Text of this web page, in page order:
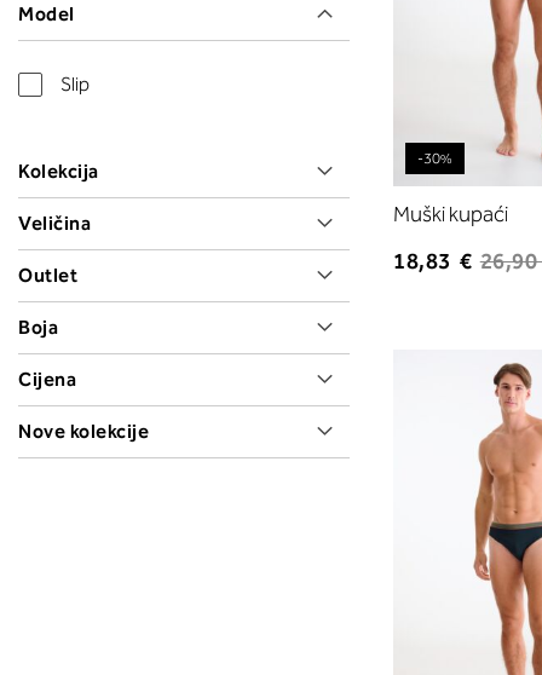
-30%
Muški kupaći
18,83 €
Model
Slip
Kolekcija
Veličina
Outlet
Boja
Cijena
Nove kolekcije